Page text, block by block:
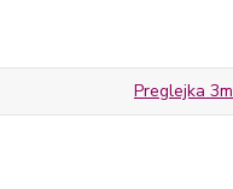
Preglejka